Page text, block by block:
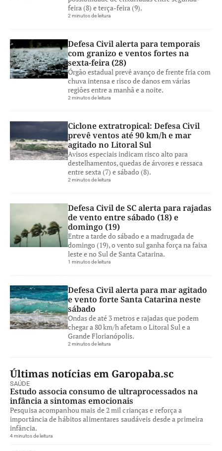
feira (8) e terça-feira (9).
2 minutos de leitura
Defesa Civil alerta para temporais
com granizo e ventos fortes na
sexta-feira (28)
Órgão estadual prevê avanço de frente fria com
chuva intensa e risco de danos em várias
regiões entre a manhã e a noite.
2 minutos de leitura
Ciclone extratropical: Defesa Civil
prevê ventos até 90 km/h e mar
agitado no Litoral Sul
Avisos especiais indicam risco alto para
destelhamentos, quedas de árvores e ressaca
entre sexta (7) e sábado (8).
2 minutos de leitura
Defesa Civil de SC alerta para rajadas
de vento entre sábado (18) e
domingo (19)
Entre a tarde do sábado e a madrugada de
domingo (19), o vento sul ganha força na faixa
leste e no Sul de Santa Catarina.
1 minutos de leitura
Defesa Civil alerta para mar agitado
e vento forte Santa Catarina neste
sábado
Ondas de até 3 metros e rajadas que podem
chegar a 80 km/h afetam o Litoral Sul e a
Grande Florianópolis.
2 minutos de leitura
Últimas notícias em Garopaba.sc
SAÚDE
Estudo associa consumo de ultraprocessados na
infância a sintomas emocionais
Pesquisa acompanhou mais de 2 mil crianças e reforça a
importância de hábitos alimentares saudáveis desde a primeira
infância.
4 minutos de leitura